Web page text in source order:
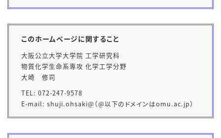
このホームページに関すること
大阪公立大学大学院 工学研究科
物質化学生命系専攻 化学工学分野
大崎 修司
TEL: 072-247-9578
E-mail: shuji.ohsaki@（@以下のドメインはomu.ac.jp）